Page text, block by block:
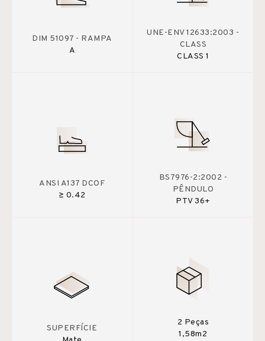
DIM 51097 - RAMPA
A
UNE-ENV 12633:2003 -
CLASS
CLASS 1
ANSI A137 DCOF
≥ 0.42
BS7976-2:2002 -
PÊNDULO
PTV 36+
SUPERFÍCIE
2 Peças
1,58m2